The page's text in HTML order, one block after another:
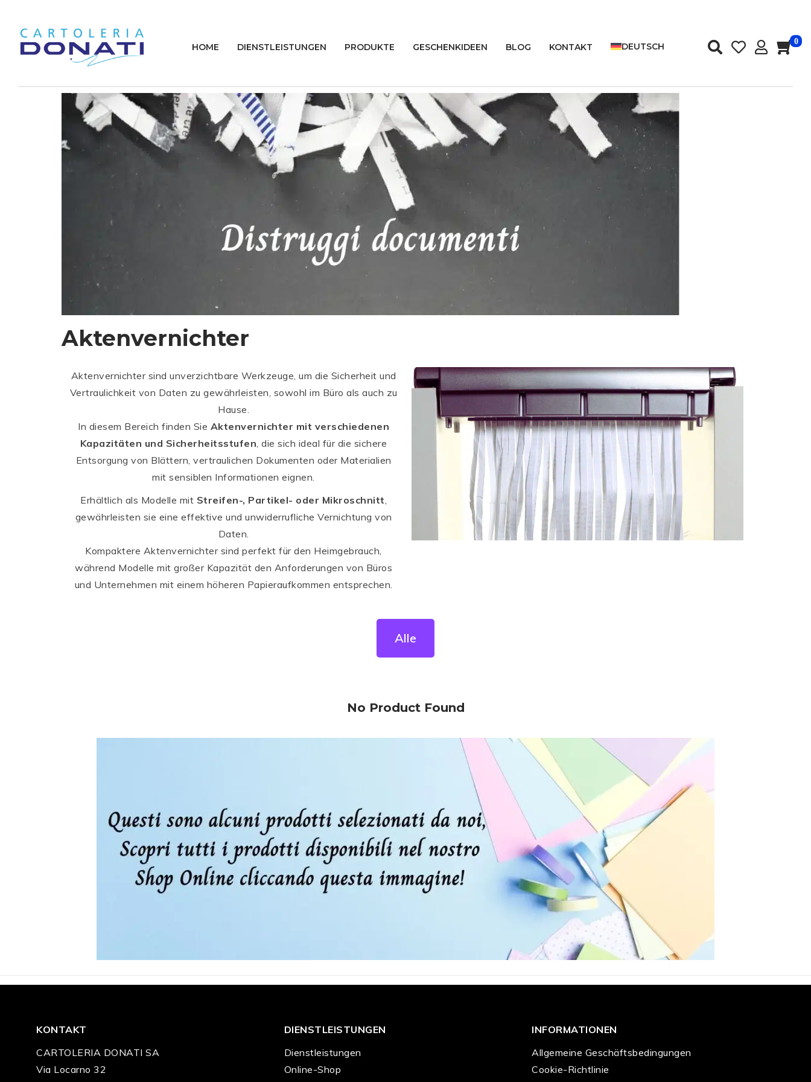
HOME DIENSTLEISTUNGEN PRODUKTE GESCHENKIDEEN BLOG KONTAKT DEUTSCH
0
Aktenvernichter
Aktenvernichter sind unverzichtbare Werkzeuge, um die Sicherheit und
Vertraulichkeit von Daten zu gewährleisten, sowohl im Büro als auch zu
Hause.
In diesem Bereich finden Sie Aktenvernichter mit verschiedenen
Kapazitäten und Sicherheitsstufen, die sich ideal für die sichere
Entsorgung von Blättern, vertraulichen Dokumenten oder Materialien
mit sensiblen Informationen eignen.
Erhältlich als Modelle mit Streifen-, Partikel- oder Mikroschnitt,
gewährleisten sie eine effektive und unwiderrufliche Vernichtung von
Daten.
Kompaktere Aktenvernichter sind perfekt für den Heimgebrauch,
während Modelle mit großer Kapazität den Anforderungen von Büros
und Unternehmen mit einem höheren Papieraufkommen entsprechen.
Alle
No Product Found
KONTAKT
CARTOLERIA DONATI SA
Via Locarno 32
DIENSTLEISTUNGEN
Dienstleistungen
Online-Shop
INFORMATIONEN
Allgemeine Geschäftsbedingungen
Cookie-Richtlinie